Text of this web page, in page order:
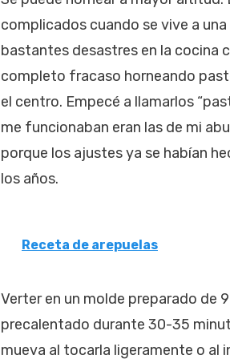
complicados cuando se vive a
bastantes desastres en la cocina
completo fracaso horneando
el centro. Empecé a llamarlos
me funcionaban eran las de mi
porque los ajustes ya se habían
los años.
Receta de arepuelas
Verter en un molde preparado de
precalentado durante 30-35
mueva al tocarla ligeramente o al